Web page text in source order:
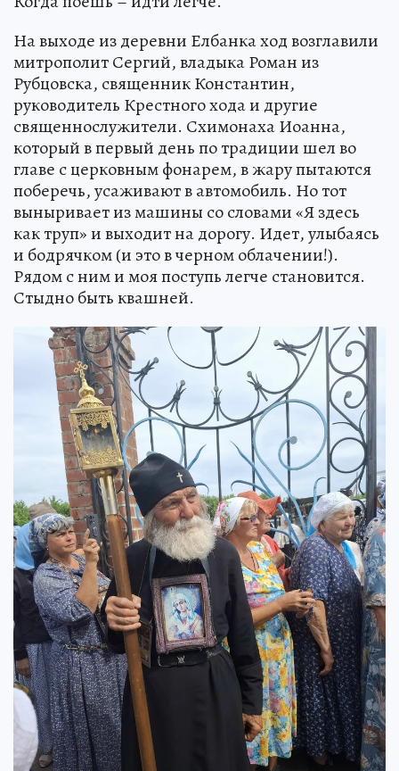
На выходе из деревни Елбанка ход возглавили
митрополит Сергий, владыка Роман из
Рубцовска, священник Константин,
руководитель Крестного хода и другие
священнослужители. Схимонаха Иоанна,
который в первый день по традиции шел во
главе с церковным фонарем, в жару пытаются
поберечь, усаживают в автомобиль. Но тот
выныривает из машины со словами «Я здесь
как труп» и выходит на дорогу. Идет, улыбаясь
и бодрячком (и это в черном облачении!).
Рядом с ним и моя поступь легче становится.
Стыдно быть квашней.